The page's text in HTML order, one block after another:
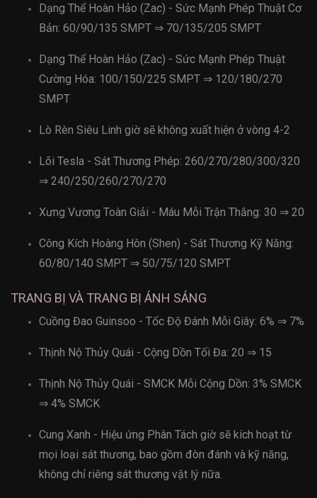
Dạng Thể Hoàn Hảo (Zac) - Sức Mạnh Phép Thuật Cơ
Bản: 60/90/135 SMPT ⇒ 70/135/205 SMPT
Dạng Thể Hoàn Hảo (Zac) - Sức Mạnh Phép Thuật
Cường Hóa: 100/150/225 SMPT ⇒ 120/180/270
SMPT
Lò Rèn Siêu Linh giờ sẽ không xuất hiện ở vòng 4-2
Lõi Tesla - Sát Thương Phép: 260/270/280/300/320
⇒ 240/250/260/270/270
Xưng Vương Toàn Giải - Máu Mỗi Trận Thắng: 30 ⇒ 20
Công Kích Hoàng Hôn (Shen) - Sát Thương Kỹ Năng:
60/80/140 SMPT ⇒ 50/75/120 SMPT
TRANG BỊ VÀ TRANG BỊ ÁNH SÁNG
Cuồng Đao Guinsoo - Tốc Độ Đánh Mỗi Giây: 6% ⇒ 7%
Thịnh Nộ Thủy Quái - Cộng Dồn Tối Đa: 20 ⇒ 15
Thịnh Nộ Thủy Quái - SMCK Mỗi Cộng Dồn: 3% SMCK
⇒ 4% SMCK
Cung Xanh - Hiệu ứng Phân Tách giờ sẽ kích hoạt từ
mọi loại sát thương, bao gồm đòn đánh và kỹ năng,
không chỉ riêng sát thương vật lý nữa.